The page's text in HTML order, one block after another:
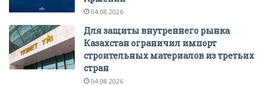
04.08.2026
Для защиты внутреннего рынка
Казахстан ограничил импорт
строительных материалов из третьих
стран
04.08.2026